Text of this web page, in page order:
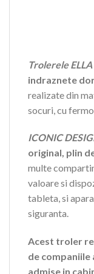
Trolerele
indraznete
realizate din
socuri, cu
ICONIC
original, plin
multe
valoare si
tableta, si
siguranta.
Acest troler
de
admise in